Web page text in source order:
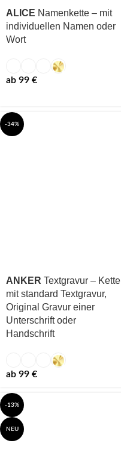
ALICE Namenkette – mit
individuellen Namen oder
Wort
ab 99 €
-34%
ANKER Textgravur – Kette
mit standard Textgravur,
Original Gravur einer
Unterschrift oder
Handschrift
ab 99 €
-13%
NEU